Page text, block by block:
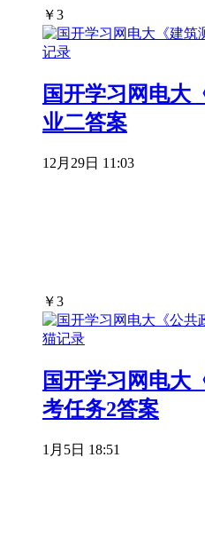
￥3
国开学习网电大
业二答案
12月29日 11:03
￥3
国开学习网电大
考任务2答案
1月5日 18:51